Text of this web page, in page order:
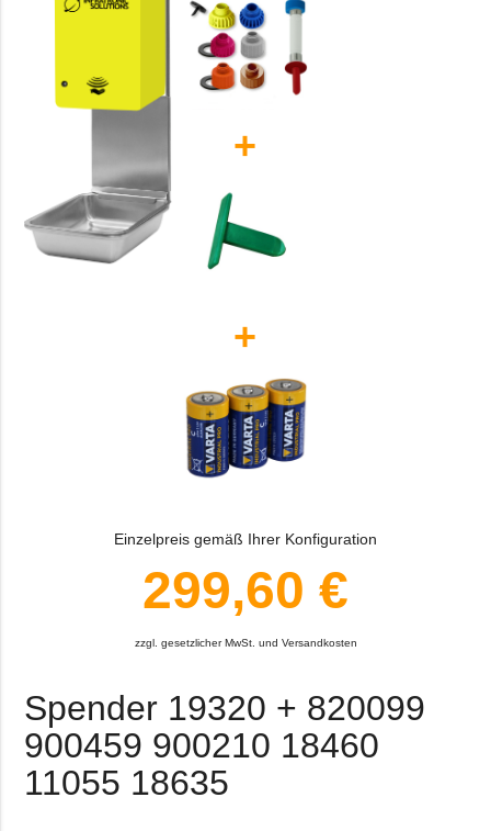
+
+
Einzelpreis gemäß Ihrer Konfiguration
299,60 €
zzgl. gesetzlicher MwSt. und Versandkosten
Spender 19320 + 820099
900459 900210 18460
11055 18635